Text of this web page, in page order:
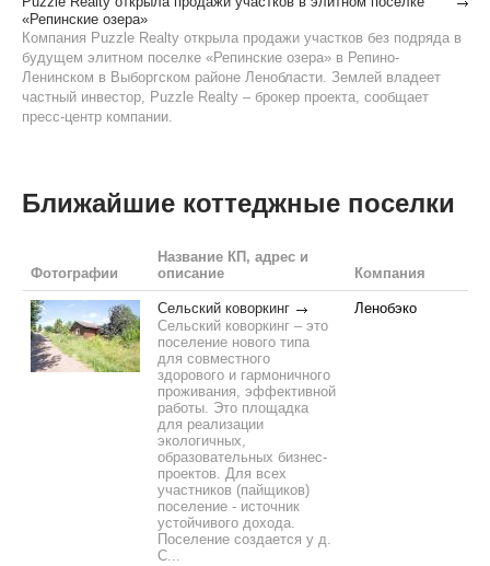
«Репинские озера»
Компания Puzzle Realty открыла продажи участков без подряда в
будущем элитном поселке «Репинские озера» в Репино-
Ленинском в Выборгском районе Ленобласти. Землей владеет
частный инвестор, Puzzle Realty – брокер проекта, сообщает
пресс-центр компании.
Ближайшие коттеджные поселки
Фотографии
Название КП, адрес и
описание
Компания
Сельский коворкинг
Сельский коворкинг – это
поселение нового типа
для совместного
здорового и гармоничного
проживания, эффективной
работы. Это площадка
для реализации
экологичных,
образовательных бизнес-
проектов. Для всех
участников (пайщиков)
поселение - источник
устойчивого дохода.
Поселение создается у д.
С...
Ленобэко